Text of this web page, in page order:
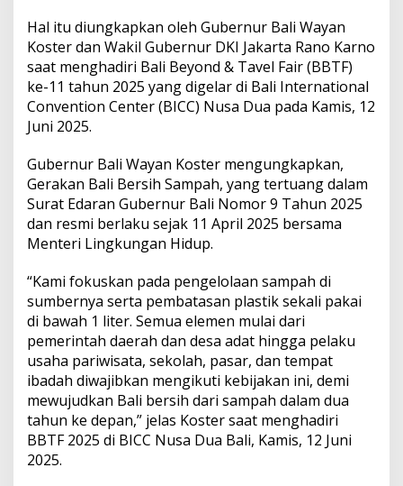
a
s
i
K
e
m
g
k
a
n
a
i
w
i
a
t
a
B
e
r
k
Hal itu diungkapkan oleh Gubernur Bali Wayan
Koster dan Wakil Gubernur DKI Jakarta Rano Karno
saat menghadiri Bali Beyond & Tavel Fair (BBTF)
ke-11 tahun 2025 yang digelar di Bali International
Convention Center (BICC) Nusa Dua pada Kamis, 12
Juni 2025.
Gubernur Bali Wayan Koster mengungkapkan,
Gerakan Bali Bersih Sampah, yang tertuang dalam
Surat Edaran Gubernur Bali Nomor 9 Tahun 2025
dan resmi berlaku sejak 11 April 2025 bersama
Menteri Lingkungan Hidup.
“Kami fokuskan pada pengelolaan sampah di
sumbernya serta pembatasan plastik sekali pakai
di bawah 1 liter. Semua elemen mulai dari
pemerintah daerah dan desa adat hingga pelaku
usaha pariwisata, sekolah, pasar, dan tempat
ibadah diwajibkan mengikuti kebijakan ini, demi
mewujudkan Bali bersih dari sampah dalam dua
tahun ke depan,” jelas Koster saat menghadiri
BBTF 2025 di BICC Nusa Dua Bali, Kamis, 12 Juni
2025.